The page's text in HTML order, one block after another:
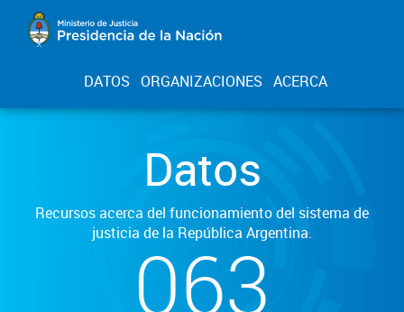
DATOS ORGANIZACIONES ACERCA
Datos
Recursos acerca del funcionamiento del sistema de
justicia de la República Argentina.
063